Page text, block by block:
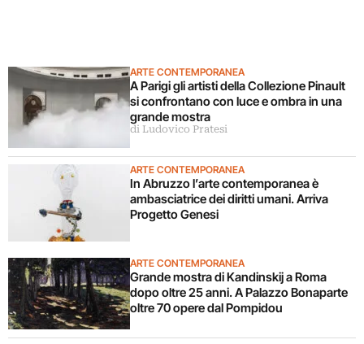
ARTE CONTEMPORANEA
A Parigi gli artisti della Collezione Pinault
si confrontano con luce e ombra in una
grande mostra
di Ludovico Pratesi
ARTE CONTEMPORANEA
In Abruzzo l’arte contemporanea è
ambasciatrice dei diritti umani. Arriva
Progetto Genesi
ARTE CONTEMPORANEA
Grande mostra di Kandinskij a Roma
dopo oltre 25 anni. A Palazzo Bonaparte
oltre 70 opere dal Pompidou